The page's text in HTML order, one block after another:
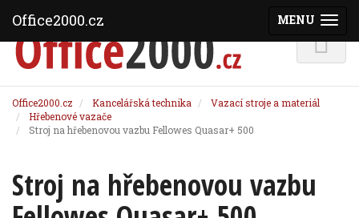
Office2000.cz Kancelářská technika
Vazací stroje a materiál
Hřebenové vazače
Stroj na hřebenovou vazbu Fellowes Quasar+ 500
Stroj na hřebenovou vazbu
MENU
Office2000.cz